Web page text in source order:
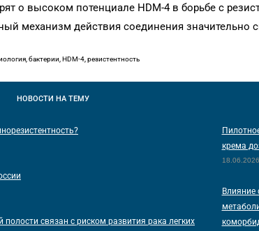
о высоком потенциале HDM-4 в борьбе с
механизм действия соединения значительно
бактерии, HDM-4, резистентность
НОВОСТИ НА ТЕМУ
полости связан с риском развития рака легких
крема
18.06.2026
Влияние